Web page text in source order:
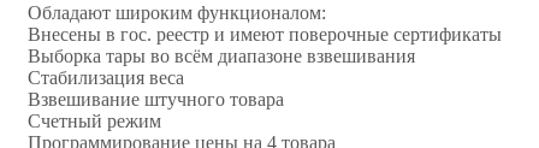
Обладают широким функционалом:
Внесены в гос. реестр и имеют поверочные сертификаты
Выборка тары во всём диапазоне взвешивания
Стабилизация веса
Взвешивание штучного товара
Счетный режим
Программирование цены на 4 товара